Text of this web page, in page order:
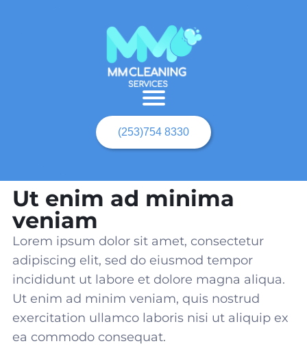
(253)754 8330
Ut enim ad minima
veniam
Lorem ipsum dolor sit amet, consectetur
adipiscing elit, sed do eiusmod tempor
incididunt ut labore et dolore magna aliqua.
Ut enim ad minim veniam, quis nostrud
exercitation ullamco laboris nisi ut aliquip ex
ea commodo consequat.